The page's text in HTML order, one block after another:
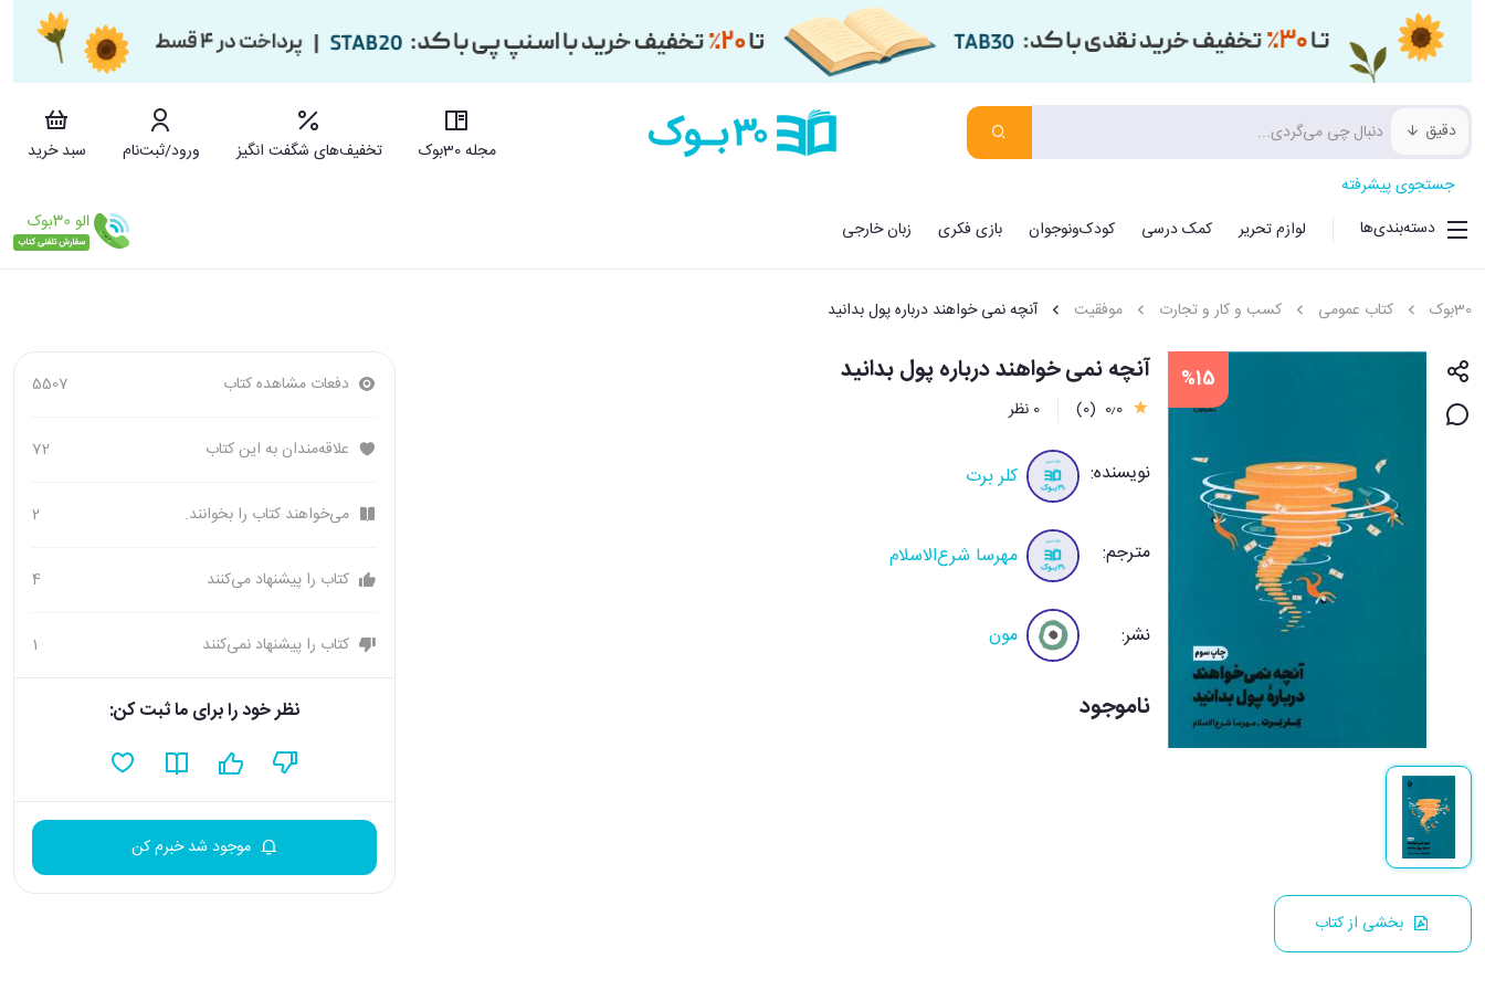
دقیق
مجله 30بوک تخفیف‌های شگفت انگیز ورود/ثبت‌نام
سبد خرید
جستجوی پیشرفته
دسته‌بندی‌ها
لوازم تحریر کمک درسی کودک‌ونوجوان بازی فکری زبان خارجی
30بوک کتاب عمومی کسب و کار و تجارت موفقیت آنچه نمی خواهند درباره پول بدانید
%15
بخشی از کتاب
آنچه نمی خواهند درباره پول بدانید
0٫0 (0) 0 نظر
نویسنده: کلر برت
مترجم: مهرسا شرع‌الاسلام
نشر: مون
ناموجود
دفعات مشاهده کتاب 5507
علاقه‌مندان به این کتاب 72
می‌خواهند کتاب را بخوانند. 2
کتاب را پیشنهاد می‌کنند 4
کتاب را پیشنهاد نمی‌کنند 1
نظر خود را برای ما ثبت کن:
موجود شد خبرم کن